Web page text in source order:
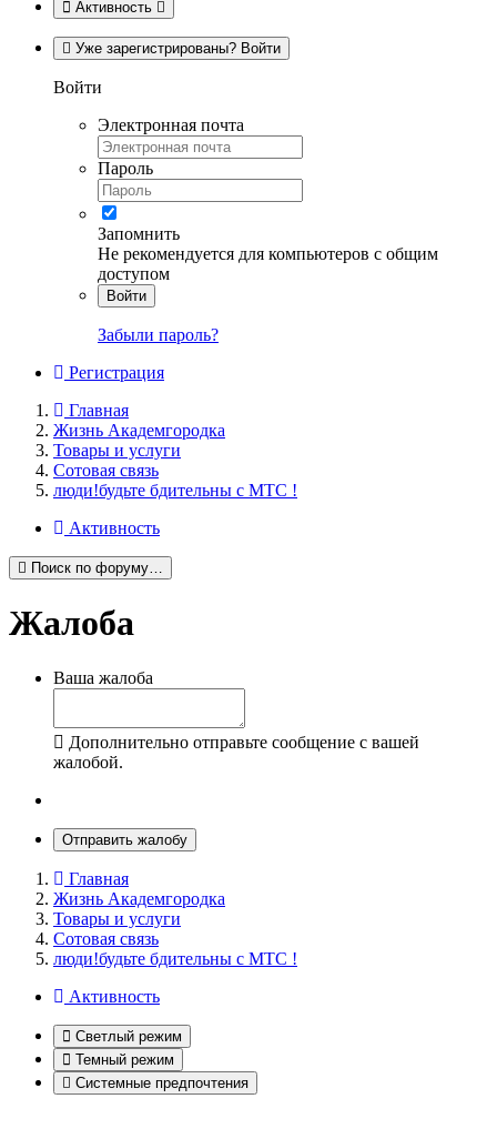
Активность
Уже зарегистрированы? Войти
Войти
Электронная почта
Пароль
Запомнить
Не рекомендуется для компьютеров с общим
доступом
Войти
Забыли пароль?
Регистрация
Главная
Жизнь Академгородка
Товары и услуги
Сотовая связь
люди!будьте бдительны с МТС !
Активность
Поиск по форуму…
Жалоба
Ваша жалоба
Дополнительно отправьте сообщение с вашей
жалобой.
Отправить жалобу
Главная
Жизнь Академгородка
Товары и услуги
Сотовая связь
люди!будьте бдительны с МТС !
Активность
Светлый режим
Темный режим
Системные предпочтения